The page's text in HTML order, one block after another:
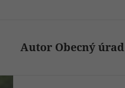
Autor Obecný úrad